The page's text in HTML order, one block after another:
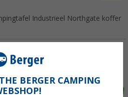
Industrieel Northgate koffer
Industrieel
100 x 70 cm
BERGER CAMPING